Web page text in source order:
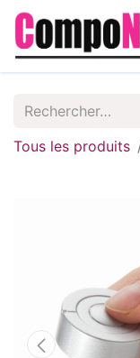
Tous les produits